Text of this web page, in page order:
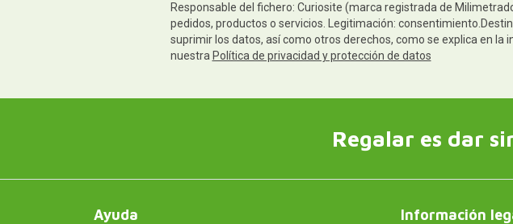
Responsable del fichero: Curiosite (marca registrada de
pedidos, productos o servicios. Legitimación:
suprimir los datos, así como otros derechos, como se explica en
nuestra Política de privacidad y protección de datos
Regalar es dar
Ayuda
Información